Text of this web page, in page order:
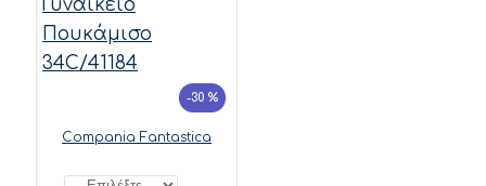
-30 %
Compania Fantastica